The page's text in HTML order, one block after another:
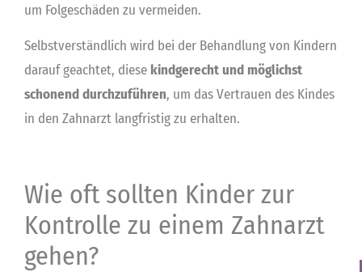
um Folgeschäden zu vermeiden.
Selbstverständlich wird bei der Behandlung von Kindern
darauf geachtet, diese kindgerecht und möglichst
schonend durchzuführen, um das Vertrauen des Kindes
in den Zahnarzt langfristig zu erhalten.
Wie oft sollten Kinder zur
Kontrolle zu einem Zahnarzt
gehen?